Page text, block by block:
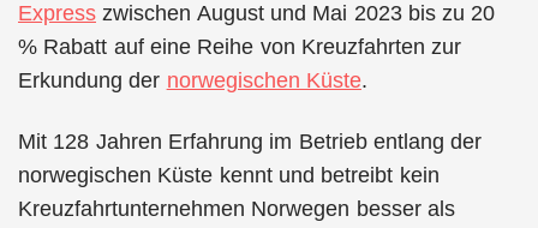
Express zwischen August und Mai 2023 bis zu 20
% Rabatt auf eine Reihe von Kreuzfahrten zur
Erkundung der norwegischen Küste.
Mit 128 Jahren Erfahrung im Betrieb entlang der
norwegischen Küste kennt und betreibt kein
Kreuzfahrtunternehmen Norwegen besser als